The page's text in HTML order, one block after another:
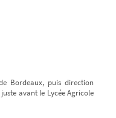
Bordeaux, puis direction
avant le Lycée Agricole